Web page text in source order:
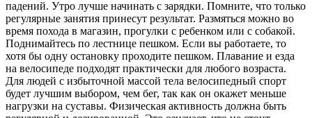
падений. Утро лучше начинать с зарядки. Помните, что только
регулярные занятия принесут результат. Размяться можно во
время похода в магазин, прогулки с ребенком или с собакой.
Поднимайтесь по лестнице пешком. Если вы работаете, то
хотя бы одну остановку проходите пешком. Плавание и езда
на велосипеде подходят практически для любого возраста.
Для людей с избыточной массой тела велосипедный спорт
будет лучшим выбором, чем бег, так как он окажет меньше
нагрузки на суставы. Физическая активность должна быть